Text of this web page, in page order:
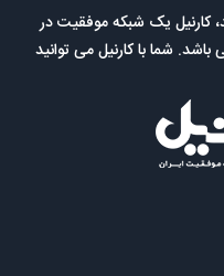
کارنیل یک شبکه موفقیت در
شما با کارنیل می توانید